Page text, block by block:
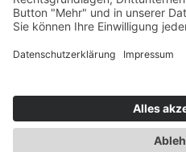
Shopservice
Alle Preise inkl.
Versandkostenund ggf.